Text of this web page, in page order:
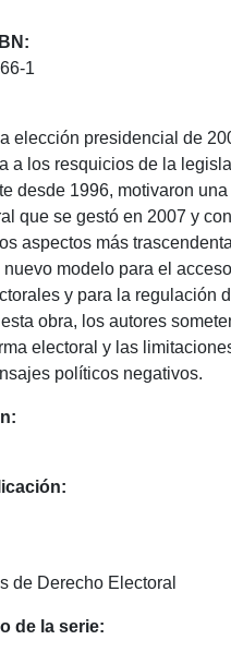
1
elección presidencial de
a los resquicios de la
desde 1996, motivaron una
que se gestó en 2007 y
aspectos más
modelo para el
y para la regulación
obra, los autores
electoral y las
políticos negativos.
de Derecho Electoral
de la serie: